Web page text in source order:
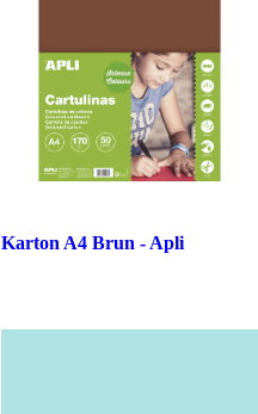
Karton A4 Brun - Apli